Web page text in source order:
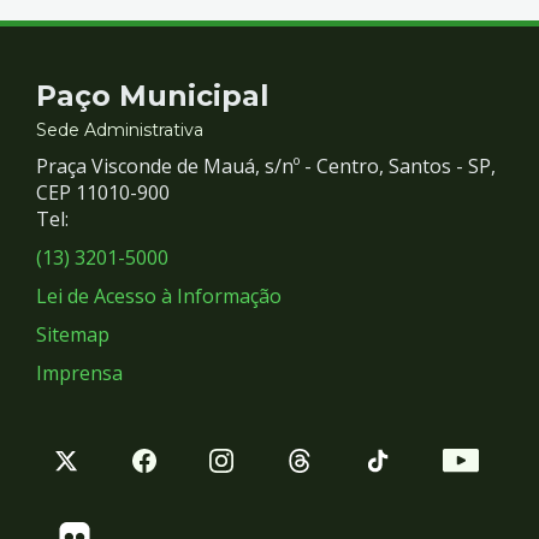
Contato
e
Redes
Sociais
Paço Municipal
Sede Administrativa
Praça Visconde de Mauá, s/nº - Centro, Santos - SP,
CEP 11010-900
Tel:
(13) 3201-5000
Lei de Acesso à Informação
Sitemap
Imprensa